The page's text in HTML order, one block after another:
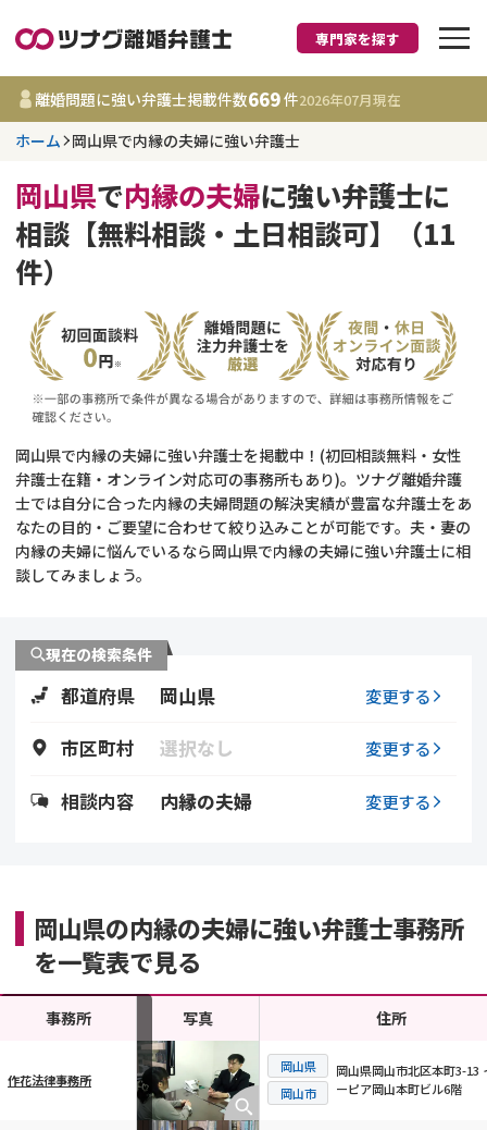
離婚に強い弁護士
事務所 669
件
更新日 :2026年07月31日
離婚前相談
DV
不貞・不倫慰謝料請求
費用相場
財産分与
養育費
離婚の相談先
その他の男女問題
専門家を探す
離婚問題に強い弁護士掲載件数669件2026年07月現在
ホーム 岡山県で内縁の夫婦に強い弁護士
岡山県で内縁の夫婦に強い弁護士に
相談【無料相談・土日相談可】（11
件）
岡山県で内縁の夫婦に強い弁護士を掲載中！(初回相談無料・女性
弁護士在籍・オンライン対応可の事務所もあり)。ツナグ離婚弁護
士では自分に合った内縁の夫婦問題の解決実績が豊富な弁護士をあ
なたの目的・ご要望に合わせて絞り込みことが可能です。夫・妻の
内縁の夫婦に悩んでいるなら岡山県で内縁の夫婦に強い弁護士に相
談してみましょう。
現在の検索条件
都道府県 岡山県 変更する
市区町村 選択なし 変更する
相談内容 内縁の夫婦 変更する
岡山県の内縁の夫婦に強い弁護士事務所
を一覧表で見る
横スクロール可能
事務所 写真 住所
作花法律事務所
岡山県
岡山市
岡山県岡山市北区本町3-13
ーピア岡山本町ビル6階